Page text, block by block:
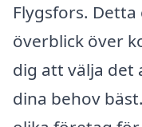
Flygsfors.
överblick över
dig att välja det
dina behov